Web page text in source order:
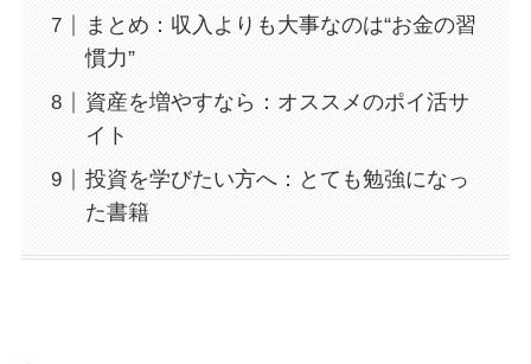
まとめ：収入よりも大事なのは“お金の習
慣力”
資産を増やすなら：オススメのポイ活サ
イト
投資を学びたい方へ：とても勉強になっ
た書籍